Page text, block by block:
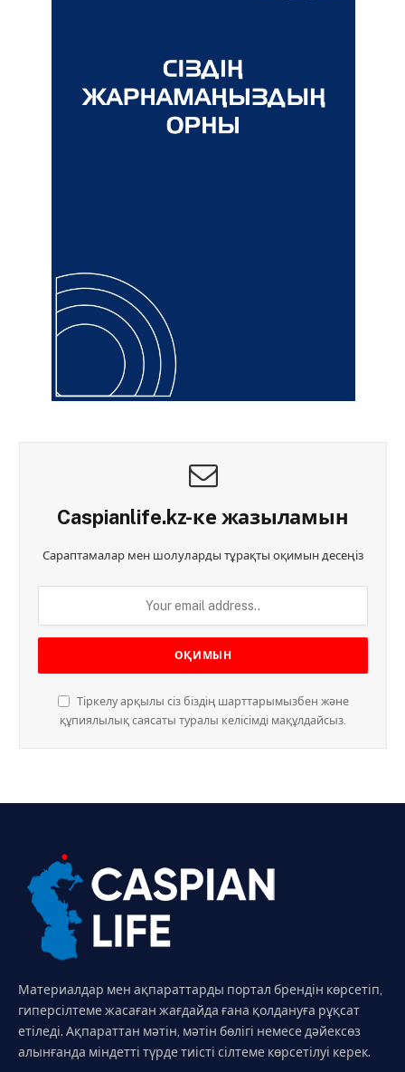
Caspianlife.kz-ке жазыламын
Сараптамалар мен шолуларды тұрақты оқимын десеңіз
Тіркелу арқылы сіз біздің шарттарымызбен және
құпиялылық саясаты туралы келісімді мақұлдайсыз.
Материалдар мен ақпараттарды портал брендін көрсетіп,
гиперсілтеме жасаған жағдайда ғана қолдануға рұқсат
етіледі. Ақпараттан мәтін, мәтін бөлігі немесе дәйексөз
алынғанда міндетті түрде тиісті сілтеме көрсетілуі керек.